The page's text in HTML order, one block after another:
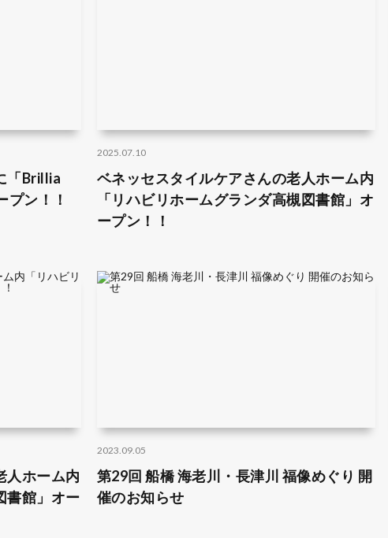
「Brillia
プン！！
2025.07.10
ベネッセスタイルケアさんの老人ホーム内
「リハビリホームグランダ高槻図書館」オ
ープン！！
人ホーム内
書館」オー
2023.09.05
第29回 船橋 海老川・長津川 福像めぐり 開
催のお知らせ